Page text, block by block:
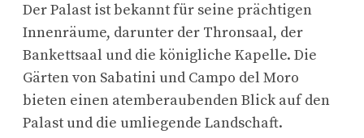
Der Palast ist bekannt für seine prächtigen
Innenräume, darunter der Thronsaal, der
Bankettsaal und die königliche Kapelle. Die
Gärten von Sabatini und Campo del Moro
bieten einen atemberaubenden Blick auf den
Palast und die umliegende Landschaft.